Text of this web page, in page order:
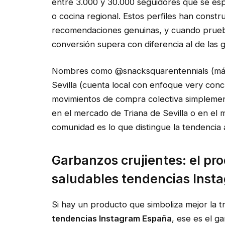
o cocina regional. Estos perfiles han
recomendaciones genuinas, y cuando
conversión supera con diferencia al de las
Nombres como @snacksquarentennials
Sevilla (cuenta local con enfoque very
movimientos de compra colectiva
en el mercado de Triana de Sevilla o en el
comunidad es lo que distingue la
Garbanzos crujientes: el
saludables tendencias
Si hay un producto que simboliza mejor la
tendencias Instagram España, ese es el